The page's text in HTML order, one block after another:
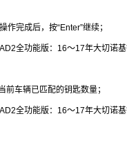
完成后，按“Enter”继续；
前车辆已匹配的钥匙数量；